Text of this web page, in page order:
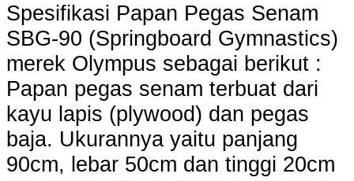
Spesifikasi Papan Pegas Senam
SBG-90 (Springboard Gymnastics)
merek Olympus sebagai berikut :
Papan pegas senam terbuat dari
kayu lapis (plywood) dan pegas
baja. Ukurannya yaitu panjang
90cm, lebar 50cm dan tinggi 20cm